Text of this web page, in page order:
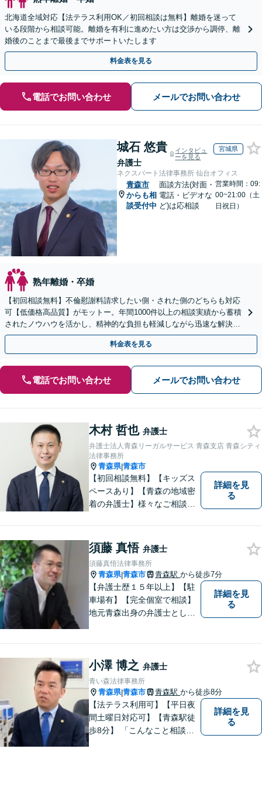
北海道全域対応【法テラス利用OK／初回相談は無料】離婚を迷って
いる段階から相談可能。離婚を有利に進めたい方は交渉から調停、離
婚後のことまで最後までサポートいたします
料金表を見る
電話でお問い合わせ メールでお問い合わせ
城石 悠貴
弁護士
インタビュ
ーを見る
宮城県
ネクスパート法律事務所 仙台オフィス
青森市
からも相
談受付中
面談方法(対面・
電話・ビデオな
ど)は応相談
営業時間：09:
00~21:00（土
日祝日）
熟年離婚・卒婚
【初回相談無料】不倫慰謝料請求したい側・された側のどちらも対応
可【低価格高品質】がモットー。年間1000件以上の相談実績から蓄積
されたノウハウを活かし、精神的な負担も軽減しながら迅速な解決を
目指します。【休日・夜間相談あり】【ビデオ面談可】
料金表を見る
電話でお問い合わせ メールでお問い合わせ
木村 哲也 弁護士
弁護士法人青森リーガルサービス 青森支店 青森シティ
法律事務所
青森県|青森市
【初回相談無料】【キッズス
ペースあり】【青森の地域密
着の弁護士】様々なご相談・
詳細を見
る
須藤 真悟 弁護士
須藤真悟法律事務所
青森県|青森市 青森駅 から徒歩7分
【弁護士歴１５年以上】【駐
車場有】【完全個室で相談】
地元青森出身の弁護士とし
に、そして真剣に取り組みま
す。皆様が安心して相談でき
るような雰囲気づくりを行な
っています。
詳細を見
る
小澤 博之 弁護士
青い森法律事務所
青森県|青森市 青森駅 から徒歩8分
【法テラス利用可】【平日夜
間土曜日対応可】【青森駅徒
歩8分】 「こんなこと相談し
詳細を見
る